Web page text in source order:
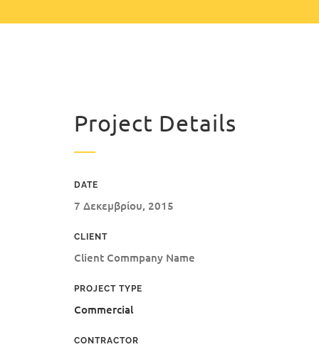
Project Details
DATE
7 Δεκεμβρίου, 2015
CLIENT
Client Commpany Name
PROJECT TYPE
Commercial
CONTRACTOR